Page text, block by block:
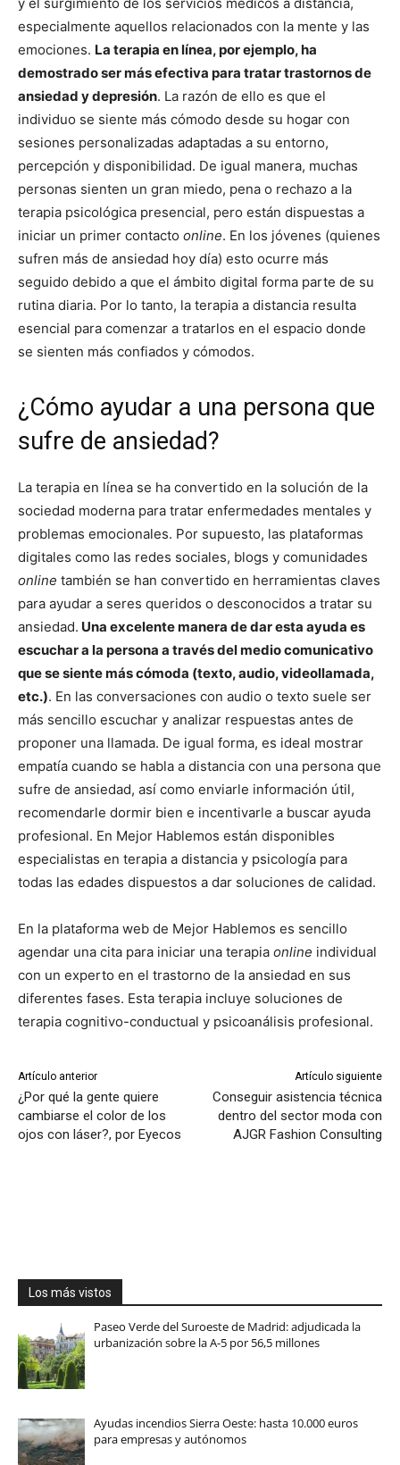
especialmente aquellos relacionados con la mente y las
emociones. La terapia en línea, por ejemplo, ha
demostrado ser más efectiva para tratar trastornos de
ansiedad y depresión. La razón de ello es que el
individuo se siente más cómodo desde su hogar con
sesiones personalizadas adaptadas a su entorno,
percepción y disponibilidad. De igual manera, muchas
personas sienten un gran miedo, pena o rechazo a la
terapia psicológica presencial, pero están dispuestas a
iniciar un primer contacto online. En los jóvenes (quienes
sufren más de ansiedad hoy día) esto ocurre más
seguido debido a que el ámbito digital forma parte de su
rutina diaria. Por lo tanto, la terapia a distancia resulta
esencial para comenzar a tratarlos en el espacio donde
se sienten más confiados y cómodos.
¿Cómo ayudar a una persona que
sufre de ansiedad?
La terapia en línea se ha convertido en la solución de la
sociedad moderna para tratar enfermedades mentales y
problemas emocionales. Por supuesto, las plataformas
digitales como las redes sociales, blogs y comunidades
online también se han convertido en herramientas claves
para ayudar a seres queridos o desconocidos a tratar su
ansiedad. Una excelente manera de dar esta ayuda es
escuchar a la persona a través del medio comunicativo
que se siente más cómoda (texto, audio, videollamada,
etc.). En las conversaciones con audio o texto suele ser
más sencillo escuchar y analizar respuestas antes de
proponer una llamada. De igual forma, es ideal mostrar
empatía cuando se habla a distancia con una persona que
sufre de ansiedad, así como enviarle información útil,
recomendarle dormir bien e incentivarle a buscar ayuda
profesional. En Mejor Hablemos están disponibles
especialistas en terapia a distancia y psicología para
todas las edades dispuestos a dar soluciones de calidad.
En la plataforma web de Mejor Hablemos es sencillo
agendar una cita para iniciar una terapia online individual
con un experto en el trastorno de la ansiedad en sus
diferentes fases. Esta terapia incluye soluciones de
terapia cognitivo-conductual y psicoanálisis profesional.
Artículo anterior
¿Por qué la gente quiere
cambiarse el color de los
ojos con láser?, por Eyecos
Artículo siguiente
Conseguir asistencia técnica
dentro del sector moda con
AJGR Fashion Consulting
Los más vistos
Paseo Verde del Suroeste de Madrid: adjudicada la
urbanización sobre la A-5 por 56,5 millones
Ayudas incendios Sierra Oeste: hasta 10.000 euros
para empresas y autónomos